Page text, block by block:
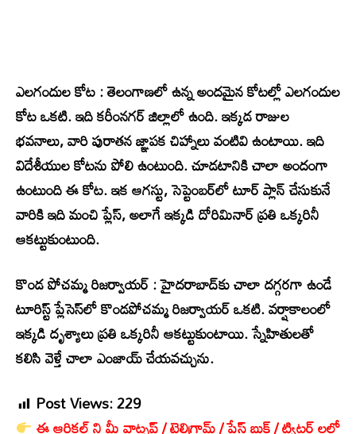
ఎలగందుల కోట : తెలంగాణలో ఉన్న అందమైన కోటల్లో ఎలగందుల
కోట ఒకటి. ఇది కరీంనగర్ జిల్లాలో ఉంది. ఇక్కడ రాజుల
భవనాలు, వారి పురాతన జ్ఞాపక చిహ్నాలు వంటివి ఉంటాయి. ఇది
విదేశీయుల కోటను పోలి ఉంటుంది. చూడటానికి చాలా అందంగా
ఉంటుంది ఈ కోట. ఇక ఆగస్టు, సెప్టెంబర్‌లో టూర్ ప్లాన్ చేసుకునే
వారికి ఇది మంచి ప్లేస్, అలాగే ఇక్కడి దోరిమినార్ ప్రతి ఒక్కరినీ
ఆకట్టుకుంటుంది.
కొండ పోచమ్మ రిజర్వాయర్ : హైదరాబాద్‌కు చాలా దగ్గరగా ఉండే
టూరిస్ట్ ప్లేసెస్‌లో కొండపోచమ్మ రిజర్వాయర్ ఒకటి. వర్షాకాలంలో
ఇక్కడి దృశ్యాలు ప్రతి ఒక్కరినీ ఆకట్టుకుంటాయి. స్నేహితులతో
కలిసి వెళ్తే చాలా ఎంజాయ్ చేయవచ్చును.
Post Views:229
ఈ ఆర్టికల్ ని మీ వాట్సప్ / టెలిగ్రామ్ / పేస్ బుక్ / ట్విట్టర్ లలో